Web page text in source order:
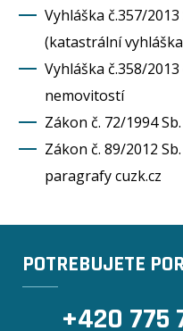
Vyhláška č.357/
(katastrální
Vyhláška č.358/
nemovitostí
Zákon č. 72/1994
Zákon č. 89/2012
paragrafy cuzk.cz
POTREBUJETE
+420 775